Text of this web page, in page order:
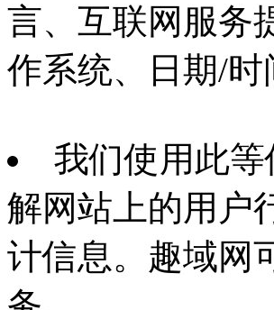
言、互联网服务
作系统、日期/
我们使用此
解网站上的用户
计信息。趣域网